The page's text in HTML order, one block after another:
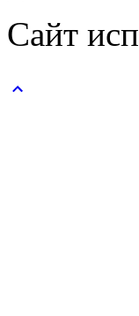
Сайт